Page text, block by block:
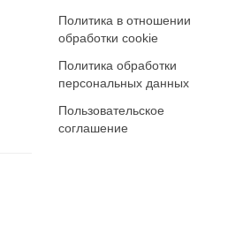
Политика в отношении
обработки cookie
Политика обработки
персональных данных
Пользовательское
соглашение